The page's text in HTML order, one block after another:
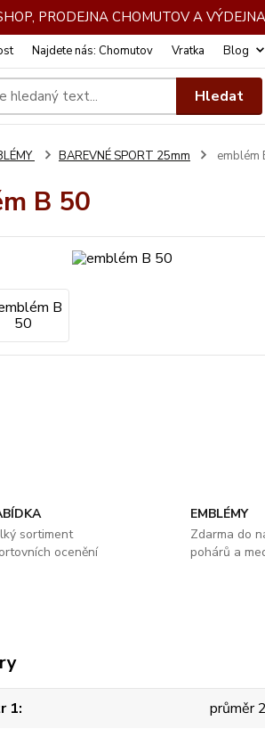
PRODEJNA CHOMUTOV A
Najdete nás: Chomutov Vratka Blog
Hledat
BAREVNÉ SPORT 25mm emblém
B 50
sortiment
ocenění
EMBLÉMY
Zdarma do
pohárů a
1
průměr